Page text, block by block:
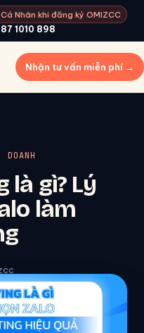
Nhân khi đăng ký OMIZCC
1010 898
Nhận tư vấn miễn phí →
là gì? Lý
làm